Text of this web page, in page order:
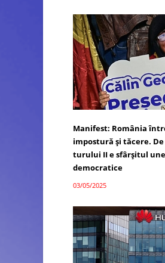
Manifest: România
impostură și tăcere.
turului II e sfârșitul
democratice
03/05/2025